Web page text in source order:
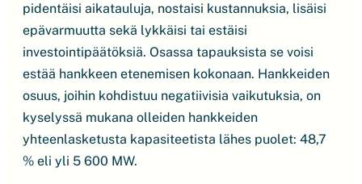
pidentäisi aikatauluja, nostaisi kustannuksia, lisäisi
epävarmuutta sekä lykkäisi tai estäisi
investointipäätöksiä. Osassa tapauksista se voisi
estää hankkeen etenemisen kokonaan. Hankkeiden
osuus, joihin kohdistuu negatiivisia vaikutuksia, on
kyselyssä mukana olleiden hankkeiden
yhteenlasketusta kapasiteetista lähes puolet: 48,7
% eli yli 5 600 MW.